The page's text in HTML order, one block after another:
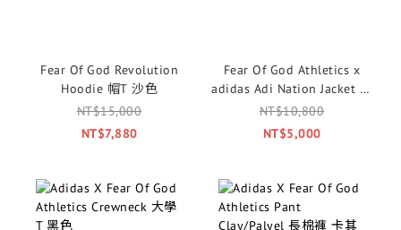
Fear Of God Revolution
Hoodie 帽T 沙色
NT$15,000
NT$7,880
Fear Of God Athletics x
adidas Adi Nation Jacket 衝
鋒外套 黑色 IS5299
NT$10,800
NT$5,000